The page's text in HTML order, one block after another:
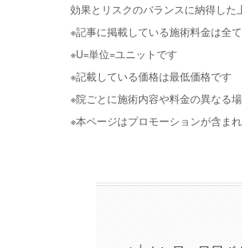
効果とリスクのバランスに納得した
※記事に掲載している施術料金は全
※U=単位=ユニットです
※記載している価格は最低価格です
※院ごとに施術内容や料金の異なる
※本ページはプロモーションが含ま